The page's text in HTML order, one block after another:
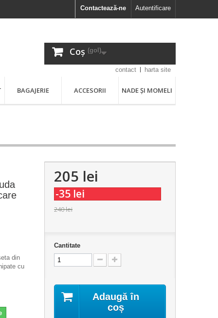
Autentificare
Contactează-ne
Coș (gol)
contact harta site
BAGAJERIE ACCESORII NADE ȘI MOMELI
din
cu
205 lei
-35 lei
240 lei
Cantitate
Adaugă în
coș